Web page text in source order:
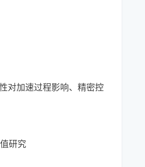
对加速过程影响、精密控
研究